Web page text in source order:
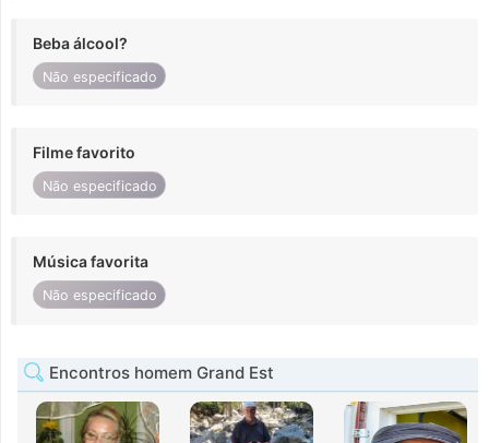
Beba álcool?
Não especificado
Filme favorito
Não especificado
Música favorita
Não especificado
Encontros homem Grand Est